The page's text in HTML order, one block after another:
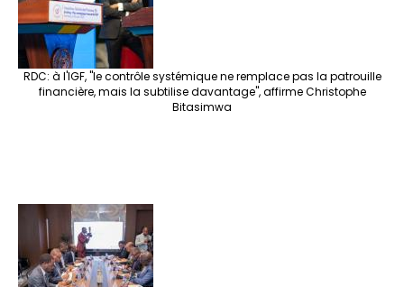
RDC: à l'IGF, "le contrôle systémique ne remplace pas la patrouille
financière, mais la subtilise davantage", affirme Christophe
Bitasimwa